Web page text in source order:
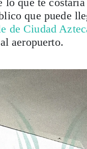
que puede
de Ciudad
aeropuerto.